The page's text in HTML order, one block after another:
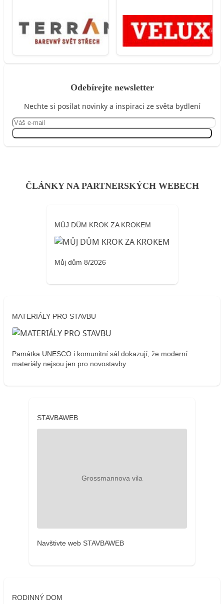
Odebírejte newsletter
Nechte si posílat novinky a inspiraci ze světa bydlení
ČLÁNKY NA PARTNERSKÝCH WEBECH
MŮJ DŮM KROK ZA KROKEM
Můj dům 8/2026
MATERIÁLY PRO STAVBU
Památka UNESCO i komunitní sál dokazují, že moderní
materiály nejsou jen pro novostavby
STAVBAWEB
Navštivte web STAVBAWEB
RODINNÝ DOM